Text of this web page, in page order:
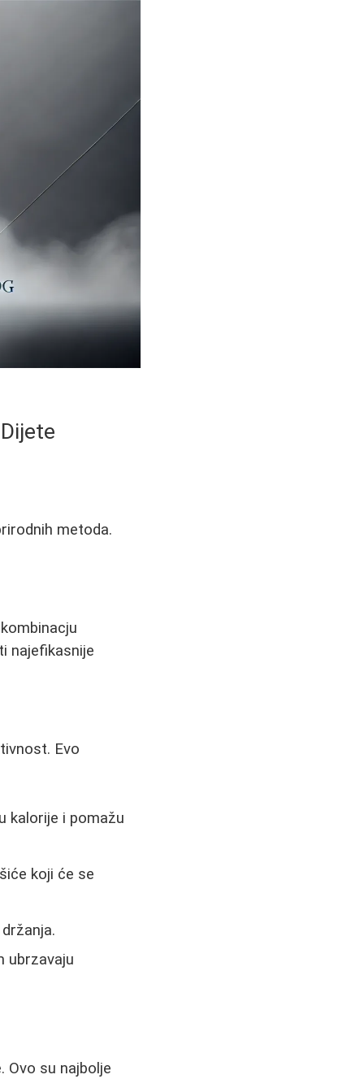
metoda.
najefikasnije
Evo
kalorije i pomažu
koji će se
ubrzavaju
Ovo su najbolje